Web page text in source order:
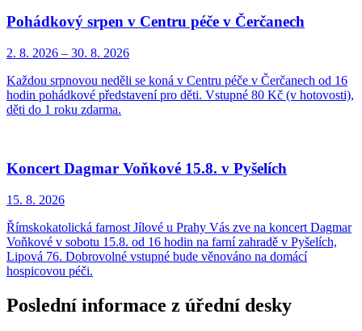
Pohádkový srpen v Centru péče v Čerčanech
2. 8. 2026 – 30. 8. 2026
Každou srpnovou neděli se koná v Centru péče v Čerčanech od 16
hodin pohádkové představení pro děti. Vstupné 80 Kč (v hotovosti),
děti do 1 roku zdarma.
Koncert Dagmar Voňkové 15.8. v Pyšelích
15. 8. 2026
Římskokatolická farnost Jílové u Prahy Vás zve na koncert Dagmar
Voňkové v sobotu 15.8. od 16 hodin na farní zahradě v Pyšelích,
Lipová 76. Dobrovolné vstupné bude věnováno na domácí
hospicovou péči.
Poslední informace z úřední desky